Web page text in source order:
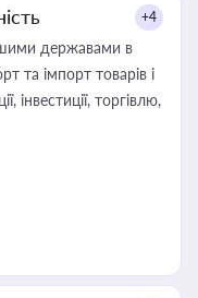
+4
державами в
та імпорт товарів і
інвестиції, торгівлю,